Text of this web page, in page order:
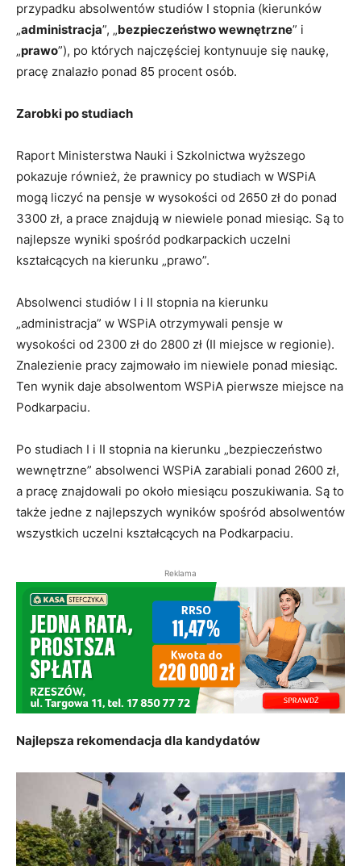
przypadku absolwentów studiów I stopnia (kierunków
„administracja”, „bezpieczeństwo wewnętrzne” i
„prawo”), po których najczęściej kontynuuje się naukę,
pracę znalazło ponad 85 procent osób.
Zarobki po studiach
Raport Ministerstwa Nauki i Szkolnictwa wyższego
pokazuje również, że prawnicy po studiach w WSPiA
mogą liczyć na pensje w wysokości od 2650 zł do ponad
3300 zł, a prace znajdują w niewiele ponad miesiąc. Są to
najlepsze wyniki spośród podkarpackich uczelni
kształcących na kierunku „prawo”.
Absolwenci studiów I i II stopnia na kierunku
„administracja” w WSPiA otrzymywali pensje w
wysokości od 2300 zł do 2800 zł (II miejsce w regionie).
Znalezienie pracy zajmowało im niewiele ponad miesiąc.
Ten wynik daje absolwentom WSPiA pierwsze miejsce na
Podkarpaciu.
Po studiach I i II stopnia na kierunku „bezpieczeństwo
wewnętrzne” absolwenci WSPiA zarabiali ponad 2600 zł,
a pracę znajdowali po około miesiącu poszukiwania. Są to
także jedne z najlepszych wyników spośród absolwentów
wszystkich uczelni kształcących na Podkarpaciu.
Reklama
Najlepsza rekomendacja dla kandydatów